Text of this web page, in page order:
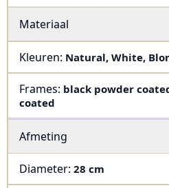
Materiaal
Kleuren: Natural, White,
Frames: black powder
coated
Afmeting
Diameter: 28 cm